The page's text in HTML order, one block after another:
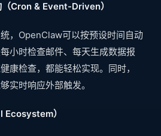
Cron & Event-Driven）
，OpenClaw可以按预设时间自动
小时检查邮件、每天生成数据报
康检查，都能轻松实现。同时，
实时响应外部触发。
Ecosystem）